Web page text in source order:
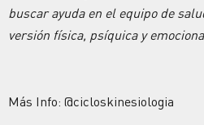
buscar ayuda en el equipo de
versión física, psíquica y
Más Info: @cicloskinesiologia